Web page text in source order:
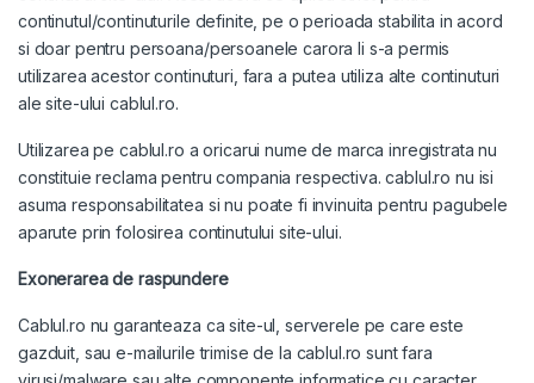
continutul/continuturile definite, pe o perioada stabilita in acord
si doar pentru persoana/persoanele carora li s-a permis
utilizarea acestor continuturi, fara a putea utiliza alte continuturi
ale site-ului cablul.ro.
Utilizarea pe cablul.ro a oricarui nume de marca inregistrata nu
constituie reclama pentru compania respectiva. cablul.ro nu isi
asuma responsabilitatea si nu poate fi invinuita pentru pagubele
aparute prin folosirea continutului site-ului.
Exonerarea de raspundere
Cablul.ro nu garanteaza ca site-ul, serverele pe care este
gazduit, sau e-mailurile trimise de la cablul.ro sunt fara